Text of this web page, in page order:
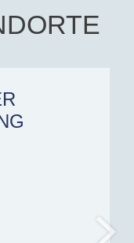
Immobilien to
looking for a home.